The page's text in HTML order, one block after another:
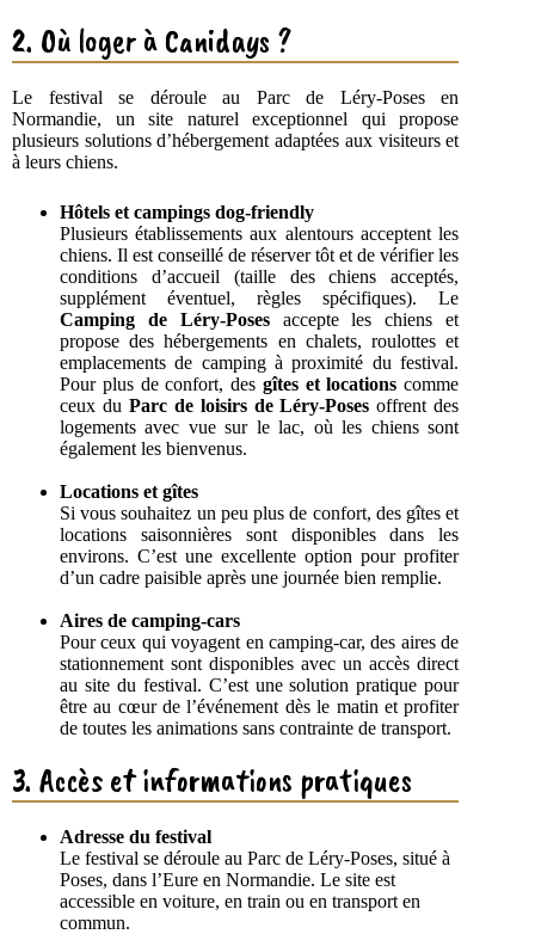
2. Où loger à Canidays ?
Le festival se déroule au Parc de Léry-Poses en
Normandie, un site naturel exceptionnel qui propose
plusieurs solutions d’hébergement adaptées aux visiteurs et
à leurs chiens.
Hôtels et campings dog-friendly
Plusieurs établissements aux alentours acceptent les
chiens. Il est conseillé de réserver tôt et de vérifier les
conditions d’accueil (taille des chiens acceptés,
supplément éventuel, règles spécifiques).Le
Camping de Léry-Posesaccepte les chiens et
propose des hébergements en chalets, roulottes et
emplacements de camping à proximité du festival.
Pour plus de confort, des gîtes et locations comme
ceux du Parc de loisirs de Léry-Poses offrent des
logements avec vue sur le lac, où les chiens sont
également les bienvenus.
Locations et gîtes
Si vous souhaitez un peu plus de confort, des gîtes et
locations saisonnières sont disponibles dans les
environs. C’est une excellente option pour profiter
d’un cadre paisible après une journée bien remplie.
Aires de camping-cars
Pour ceux qui voyagent en camping-car, des aires de
stationnement sont disponibles avec un accès direct
au site du festival. C’est une solution pratique pour
être au cœur de l’événement dès le matin et profiter
de toutes les animations sans contrainte de transport.
3. Accès et informations pratiques
Adresse du festival
Le festival se déroule au Parc de Léry-Poses, situé à
Poses, dans l’Eure en Normandie. Le site est
accessible en voiture, en train ou en transport en
commun.